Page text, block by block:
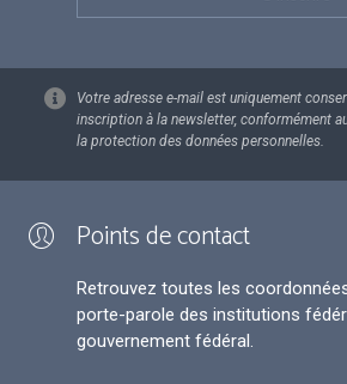
Votre adresse e-mail est uniquement
inscription à la newsletter, conformément
la protection des données personnelles.
Points de contact
Retrouvez toutes les
porte-parole des institutions
gouvernement fédéral.